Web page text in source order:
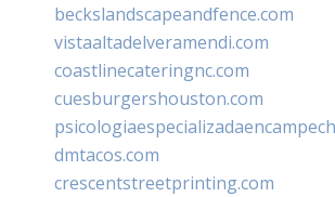
beckslandscapeandfence.com
vistaaltadelveramendi.com
coastlinecateringnc.com
cuesburgershouston.com
dmtacos.com
crescentstreetprinting.com